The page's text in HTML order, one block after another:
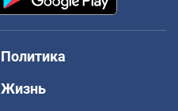
Политика
Жизнь